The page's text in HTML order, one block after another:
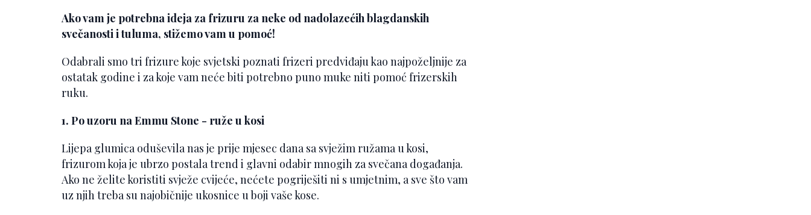
Ako vam je potrebna ideja za frizuru za neke od nadolazećih blagdanskih
svečanosti i tuluma, stižemo vam u pomoć!
Odabrali smo tri frizure koje svjetski poznati frizeri predviđaju kao najpoželjnije za
ostatak godine i za koje vam neće biti potrebno puno muke niti pomoć frizerskih
ruku.
1. Po uzoru na Emmu Stone - ruže u kosi
Lijepa glumica oduševila nas je prije mjesec dana sa svježim ružama u kosi,
frizurom koja je ubrzo postala trend i glavni odabir mnogih za svečana događanja.
Ako ne želite koristiti svježe cvijeće, nećete pogriješiti ni s umjetnim, a sve što vam
uz njih treba su najobičnije ukosnice u boji vaše kose.